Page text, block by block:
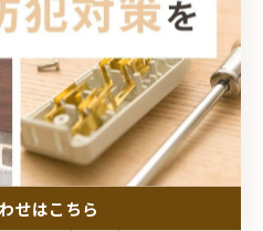
う盗聴器調査周南市で実施
に戻る
せはこちら